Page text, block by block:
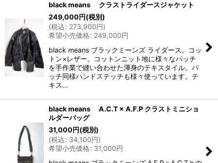
black means クラストライダースジャケット
249,000円(税別)
(税込: 273,900円)
希望小売価格: 249,000円
black means ブラックミーンズ ライダース。コッ
トン×レザー。コットンニット地に様々なパッチ
を手作業で縫い合わせた渾身のテキスタイル。パ
ッチ同様ハンドステッチも様々使っています。テ
キス…
black means A.C.T × A.F.P クラストミニショ
ルダーバッグ
31,000円(税別)
(税込: 34,100円)
希望小売価格: 31,000円